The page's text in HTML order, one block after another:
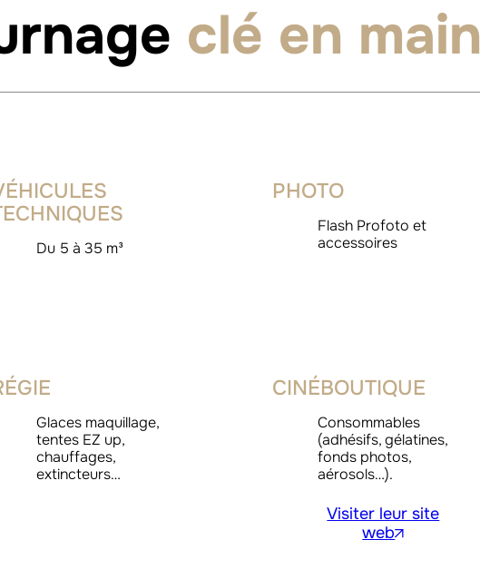
clé en main
Du 5 à 35 m³
PHOTO
Flash Profoto et
accessoires
Glaces maquillage,
tentes EZ up,
chauffages,
extincteurs…
CINÉBOUTIQUE
Consommables
(adhésifs, gélatines,
fonds photos,
aérosols…).
Visiter leur site
web